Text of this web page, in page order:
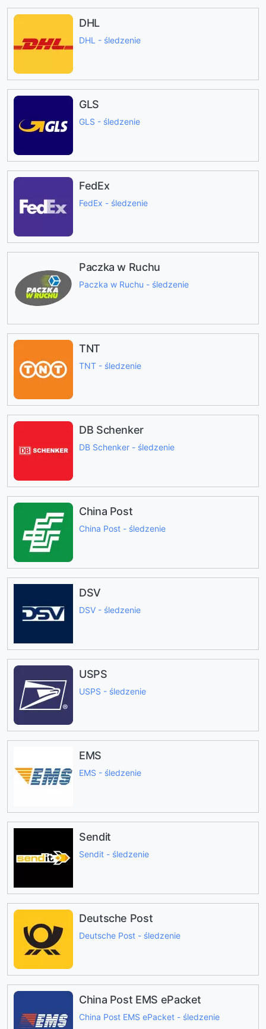
DHL
DHL - śledzenie
GLS
GLS - śledzenie
FedEx
FedEx - śledzenie
Paczka w Ruchu
Paczka w Ruchu - śledzenie
TNT
TNT - śledzenie
DB Schenker
DB Schenker - śledzenie
China Post
China Post - śledzenie
DSV
DSV - śledzenie
USPS
USPS - śledzenie
EMS
EMS - śledzenie
Sendit
Sendit - śledzenie
Deutsche Post
Deutsche Post - śledzenie
China Post EMS ePacket
China Post EMS ePacket - śledzenie